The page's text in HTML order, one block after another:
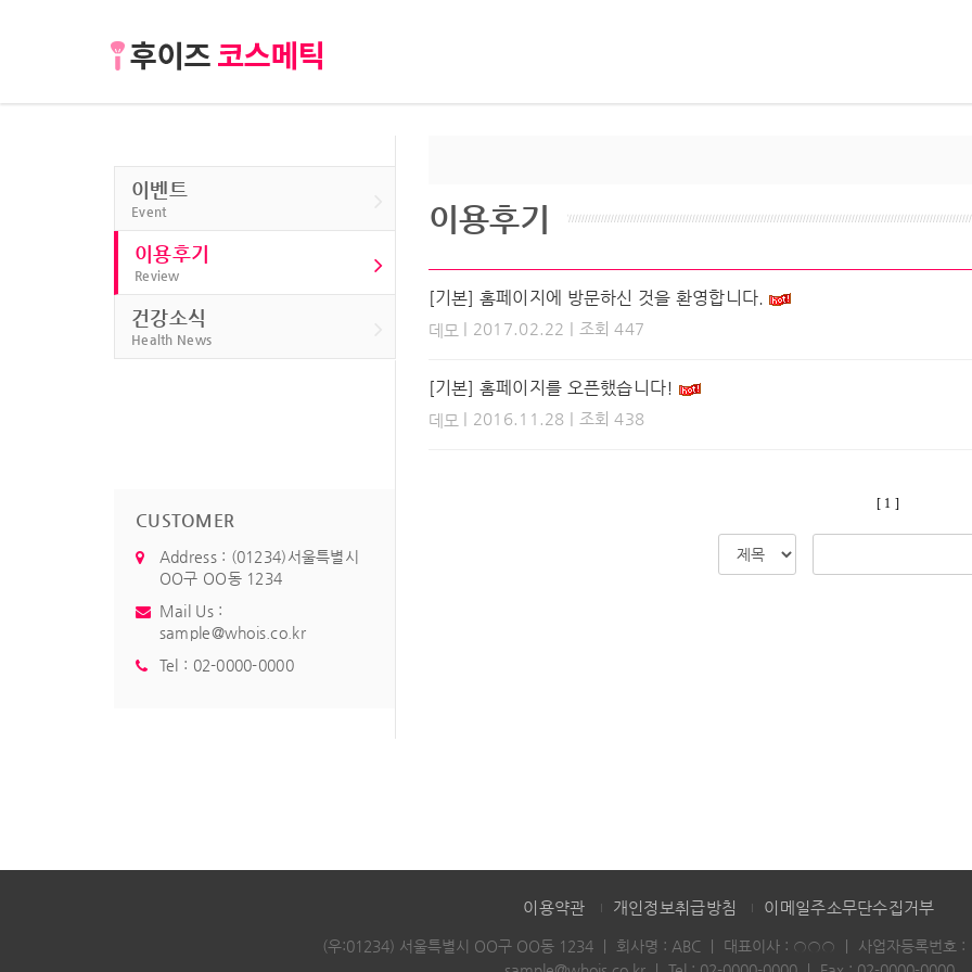
이벤트
Event
이용후기
Review
건강소식
Health News
CUSTOMER
Address : (01234)서울특별시
OO구 OO동 1234
Mail Us :
sample@whois.co.kr
Tel : 02-0000-0000
이용후기
[기본] 홈페이지에 방문하신 것을 환영합니다.
데모 | 2017.02.22 | 조회 447
[기본] 홈페이지를 오픈했습니다!
데모 | 2016.11.28 | 조회 438
[ 1 ]
이용약관 개인정보취급방침 이메일주소무단수집거부
(우:01234) 서울특별시 OO구 OO동 1234｜ 회사명 : ABC｜ 대표이사 : ○○○ 사업자등록번호